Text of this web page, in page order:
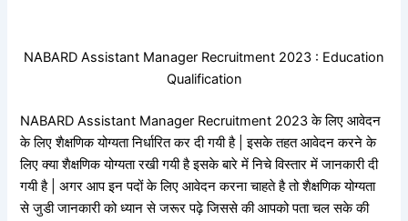
NABARD Assistant Manager Recruitment 2023 : Education
Qualification
NABARD Assistant Manager Recruitment 2023 के लिए आवेदन
के लिए शैक्षणिक योग्यता निर्धारित कर दी गयी है | इसके तहत आवेदन करने के
लिए क्या शैक्षणिक योग्यता रखी गयी है इसके बारे में निचे विस्तार में जानकारी दी
गयी है | अगर आप इन पदों के लिए आवेदन करना चाहते है तो शैक्षणिक योग्यता
से जुडी जानकारी को ध्यान से जरूर पढ़े जिससे की आपको पता चल सके की